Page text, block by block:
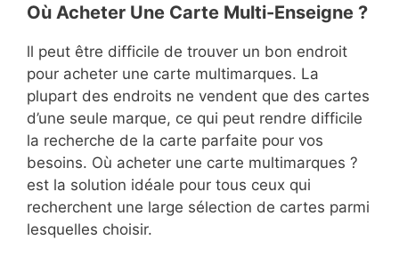
Où Acheter Une Carte Multi-Enseigne ?
ll peut être difficile de trouver un bon endroit
pour acheter une carte multimarques. La
plupart des endroits ne vendent que des cartes
d’une seule marque, ce qui peut rendre difficile
la recherche de la carte parfaite pour vos
besoins. Où acheter une carte multimarques ?
est la solution idéale pour tous ceux qui
recherchent une large sélection de cartes parmi
lesquelles choisir.